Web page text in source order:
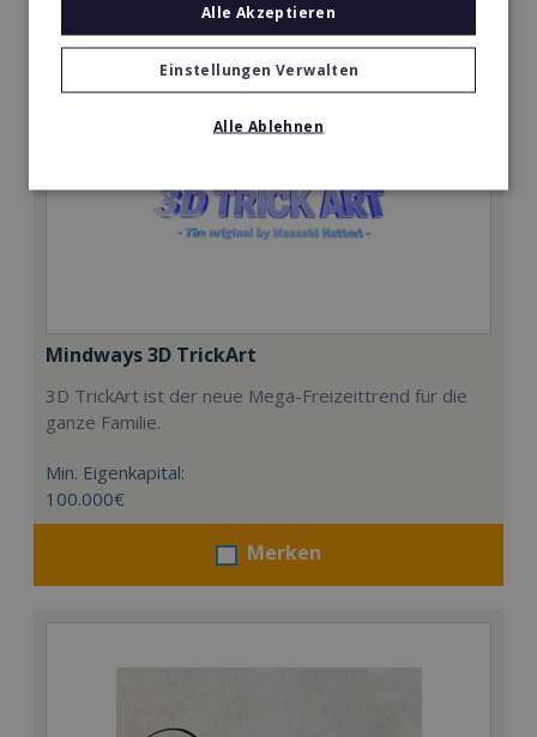
Mindways 3D TrickArt
3D TrickArt ist der neue Mega-Freizeittrend für die
ganze Familie.
Min. Eigenkapital:
100.000€
Merken
Alle Akzeptieren
Einstellungen Verwalten
Alle Ablehnen